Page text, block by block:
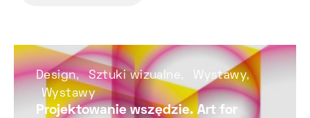
Design Sztuki wizualne
Wystawy
Wystawy
Projektowanie wszędzie. Art for